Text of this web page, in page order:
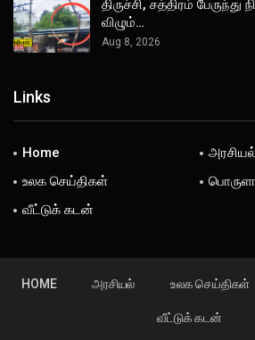
திருச்சி, சத்திரம்
விழும்…
Aug 8, 2026
Links
Home
உலக செய்திகள்
வீட்டுக் கடன்
HOME அரசியல் உலக செய்திகள்
வீட்டுக் கடன்